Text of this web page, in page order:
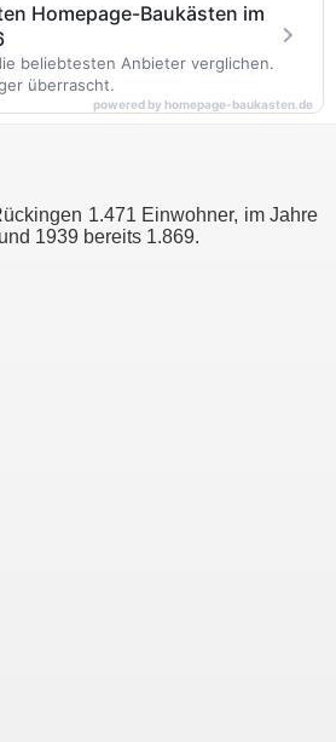
1970 durch die Zusammenlegung
und
1.471 Einwohner, im Jahre
1939 bereits 1.869.
Homepage-Baukästen im
beliebtesten Anbieter verglichen.
überrascht.
powered by homepage-baukasten.de